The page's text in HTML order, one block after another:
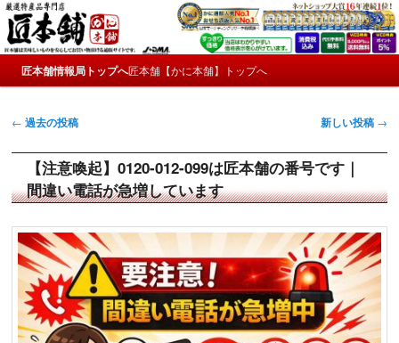
メ
イ
ン
ン
サ
ブ
コ
テ
匠本舗情報局【たくじょー！】
かにやおせちについてのおもしろ情報や興味深い記事をお届けします。
メ
コ
テ
ン
ツ
サ
ン
ン
ツ
へ
匠本舗情報局トップへ匠本舗【かに本舗】トップへ
投
ナ
ゲ
シ
ョ
ン
← 過去の投稿 新しい投稿 →
【注意喚起】0120-012-099は匠本舗の番号です｜
間違い電話が急増しています